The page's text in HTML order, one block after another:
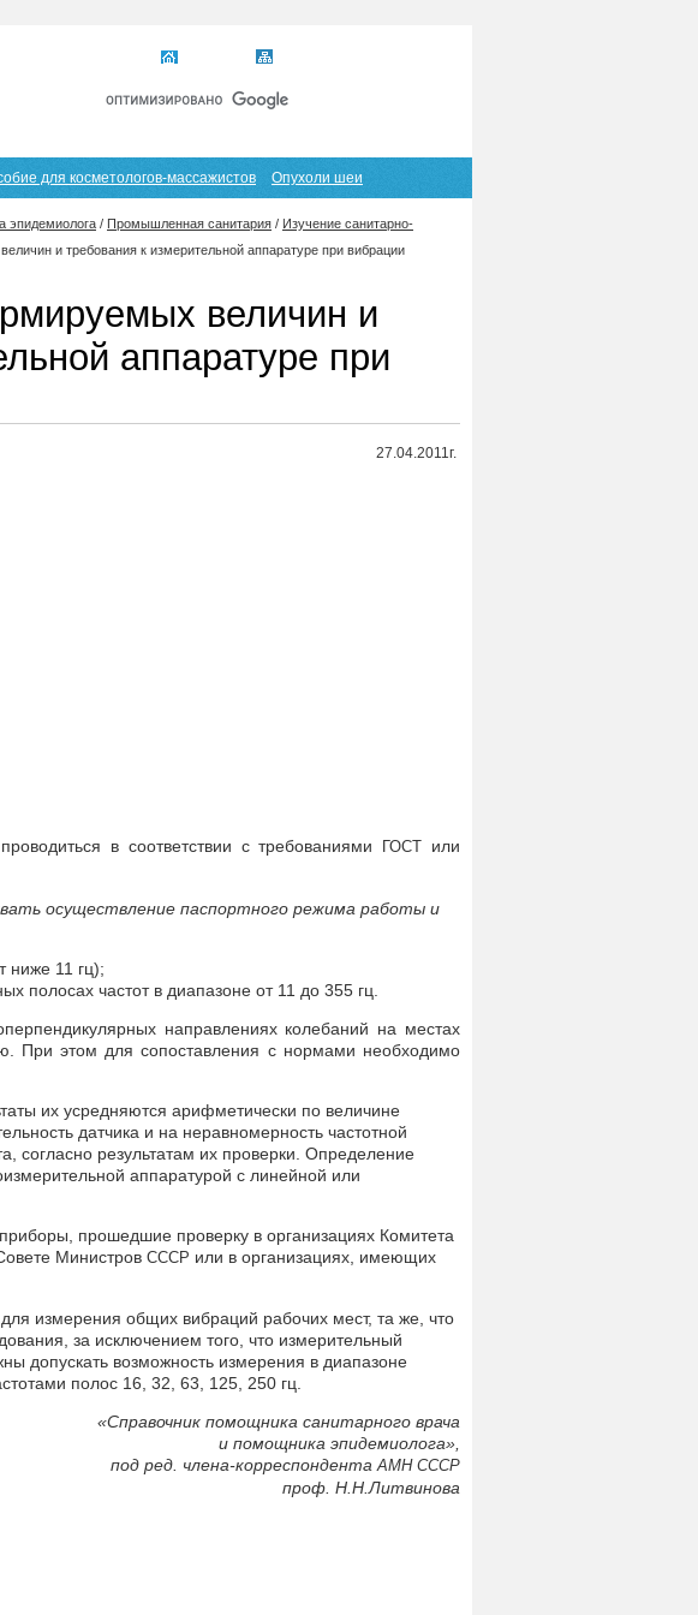
для косметологов-массажистов Опухоли шеи
эпидемиолога / Промышленная санитария / Изучение санитарно-
и требования к измерительной аппаратуре при вибрации
величин и
аппаратуре при
27.04.2011г.
в соответствии с требованиями ГОСТ
или
осуществление паспортного режима работы и
ниже 11 гц);
полосах частот в диапазоне от 11 до 355 гц.
направлениях колебаний на местах
При этом для сопоставления с нормами необходимо
их усредняются арифметически по величине
датчика и на неравномерность частотной
согласно результатам их проверки. Определение
аппаратурой с линейной или
прошедшие проверку в организациях Комитета
Министров СССР или в организациях, имеющих
измерения общих вибраций рабочих мест, та же, что
за исключением того, что измерительный
допускать возможность измерения в диапазоне
полос 16, 32, 63, 125, 250 гц.
«Справочник помощника санитарного врача
и помощника эпидемиолога»,
под ред. члена-корреспондента АМН СССР
проф. Н.Н.Литвинова